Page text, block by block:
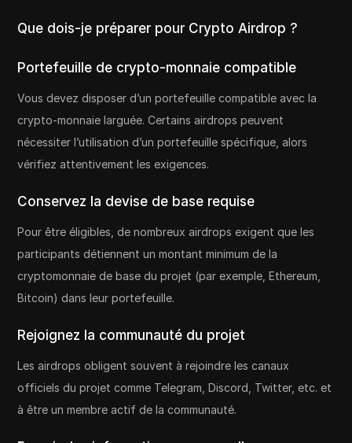
Que dois-je préparer pour Crypto Airdrop ?
Portefeuille de crypto-monnaie compatible
Vous devez disposer d’un portefeuille compatible avec la
crypto-monnaie larguée. Certains airdrops peuvent
nécessiter l’utilisation d’un portefeuille spécifique, alors
vérifiez attentivement les exigences.
Conservez la devise de base requise
Pour être éligibles, de nombreux airdrops exigent que les
participants détiennent un montant minimum de la
cryptomonnaie de base du projet (par exemple, Ethereum,
Bitcoin) dans leur portefeuille.
Rejoignez la communauté du projet
Les airdrops obligent souvent à rejoindre les canaux
officiels du projet comme Telegram, Discord, Twitter, etc. et
à être un membre actif de la communauté.